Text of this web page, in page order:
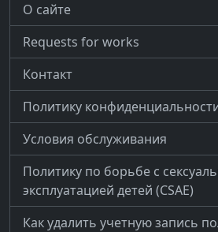
О сайте
Requests for works
Контакт
Политику
Условия обслуживания
Политику по борьбе с
эксплуатацией детей (CSAE)
Как удалить учетную запись